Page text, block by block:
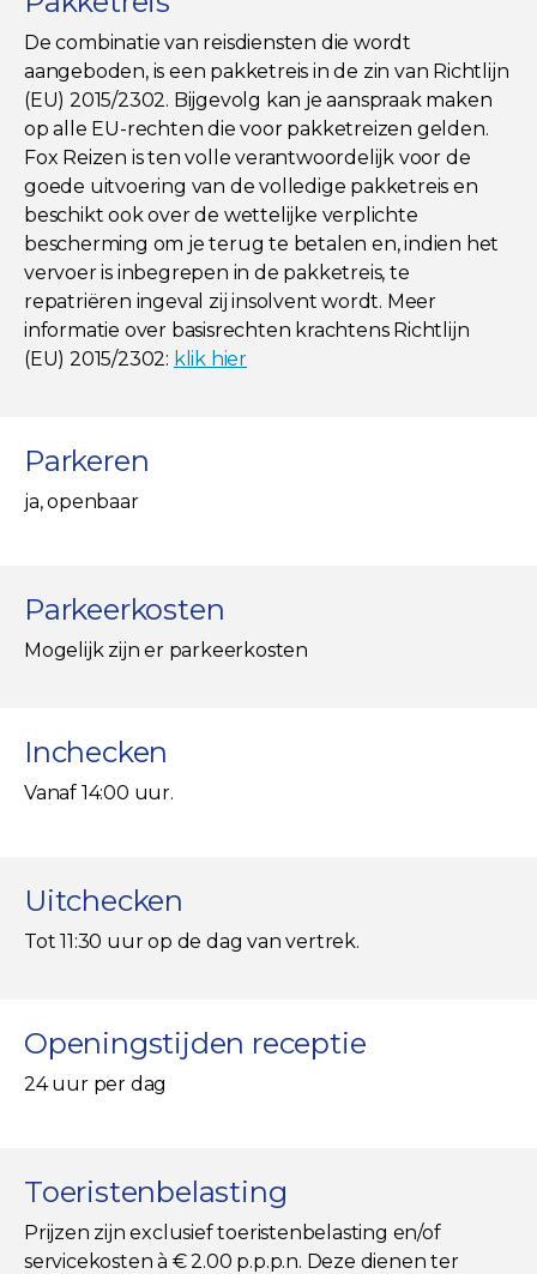
De combinatie van reisdiensten die wordt
aangeboden, is een pakketreis in de zin van Richtlijn
(EU) 2015/2302. Bijgevolg kan je aanspraak maken
op alle EU-rechten die voor pakketreizen gelden.
Fox Reizen is ten volle verantwoordelijk voor de
goede uitvoering van de volledige pakketreis en
beschikt ook over de wettelijke verplichte
bescherming om je terug te betalen en, indien het
vervoer is inbegrepen in de pakketreis, te
repatriëren ingeval zij insolvent wordt. Meer
informatie over basisrechten krachtens Richtlijn
(EU) 2015/2302: klik hier
Parkeren
ja, openbaar
Parkeerkosten
Mogelijk zijn er parkeerkosten
Inchecken
Vanaf 14:00 uur.
Uitchecken
Tot 11:30 uur op de dag van vertrek.
Openingstijden receptie
24 uur per dag
Toeristenbelasting
Prijzen zijn exclusief toeristenbelasting en/of
servicekosten à € 2.00 p.p.p.n. Deze dienen ter